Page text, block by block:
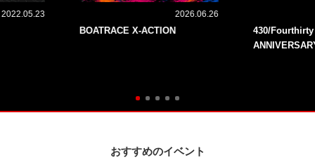
2022.05.23 2026.06.26
BOATRACE X-ACTION
430/
おすすめのイベント